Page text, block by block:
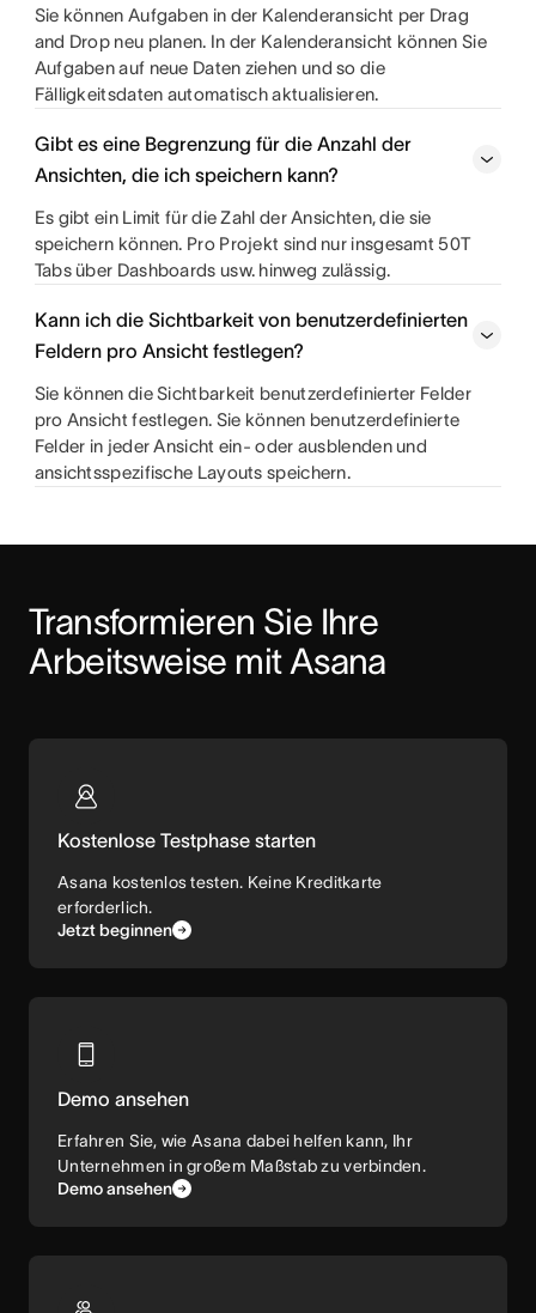
Sie können Aufgaben in der Kalenderansicht per Drag
and Drop neu planen. In der Kalenderansicht können Sie
Aufgaben auf neue Daten ziehen und so die
Fälligkeitsdaten automatisch aktualisieren.
Gibt es eine Begrenzung für die Anzahl der
Ansichten, die ich speichern kann?
Es gibt ein Limit für die Zahl der Ansichten, die sie
speichern können. Pro Projekt sind nur insgesamt 50T
Tabs über Dashboards usw. hinweg zulässig.
Kann ich die Sichtbarkeit von benutzerdefinierten
Feldern pro Ansicht festlegen?
Sie können die Sichtbarkeit benutzerdefinierter Felder
pro Ansicht festlegen. Sie können benutzerdefinierte
Felder in jeder Ansicht ein- oder ausblenden und
ansichtsspezifische Layouts speichern.
Transformieren Sie Ihre
Arbeitsweise mit Asana
Kostenlose Testphase starten
Asana kostenlos testen. Keine Kreditkarte
erforderlich.
Jetzt beginnen
Demo ansehen
Erfahren Sie, wie Asana dabei helfen kann, Ihr
Unternehmen in großem Maßstab zu verbinden.
Demo ansehen